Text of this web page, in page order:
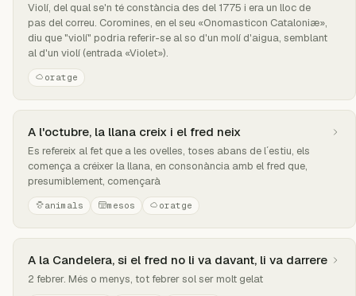
Violí, del qual se'n té constància des del 1775 i era un lloc de
pas del correu. Coromines, en el seu «Onomasticon Cataloniæ»,
diu que "violí" podria referir-se al so d'un molí d'aigua, semblant
al d'un violí (entrada «Violet»).
oratge
A l'octubre, la llana creix i el fred neix
Es refereix al fet que a les ovelles, toses abans de l´estiu, els
comença a créixer la llana, en consonància amb el fred que,
presumiblement, començarà
animals mesos oratge
A la Candelera, si el fred no li va davant, li va darrere
2 febrer. Més o menys, tot febrer sol ser molt gelat